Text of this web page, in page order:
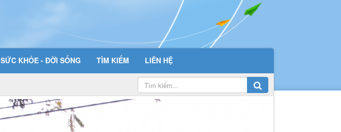
SỨC KHỎE - ĐỜI SỐNG TÌM KIẾM LIÊN HỆ